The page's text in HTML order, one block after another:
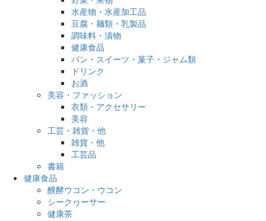
水産物・水産加工品
豆腐・麺類・乳製品
調味料・漬物
健康食品
パン・スイーツ・菓子・ジャム類
ドリンク
お酒
美容・ファッション
衣類・アクセサリー
美容
工芸・雑貨・他
雑貨・他
工芸品
書籍
健康食品
醗酵ウコン・ウコン
シークヮーサー
健康茶